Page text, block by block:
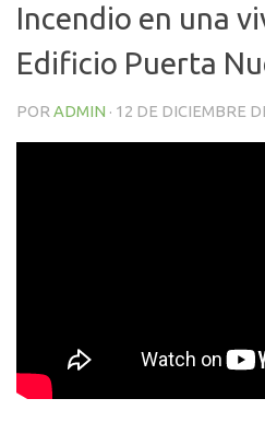
Incendio en una
Edificio Puerta
POR ADMIN · 12 DE DICIEMBRE